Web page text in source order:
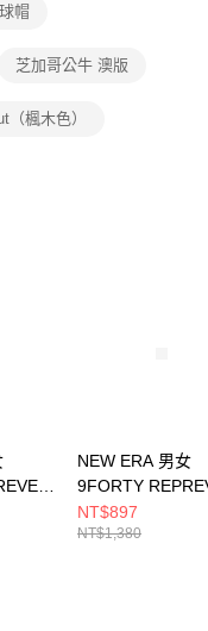
先享後付」服務完成之交
人之同意方可使用
若發現惡意使用之情形，
帽
芝加哥公牛 澳版
（楓木色）
哥公
NEW ERA 男女
9FORTY
2-TONE 芝加哥
黑/石墨
NT$897
NT$1,380